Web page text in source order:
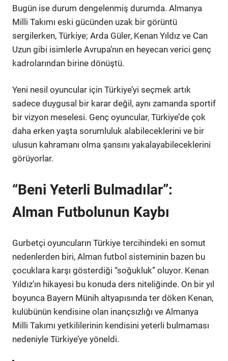
Bugün ise durum dengelenmiş durumda. Almanya
Milli Takımı eski gücünden uzak bir görüntü
sergilerken, Türkiye; Arda Güler, Kenan Yıldız ve Can
Uzun gibi isimlerle Avrupa’nın en heyecan verici genç
kadrolarından birine dönüştü.
Yeni nesil oyuncular için Türkiye’yi seçmek artık
sadece duygusal bir karar değil, aynı zamanda sportif
bir vizyon meselesi. Genç oyuncular, Türkiye’de çok
daha erken yaşta sorumluluk alabileceklerini ve bir
ulusun kahramanı olma şansını yakalayabileceklerini
görüyorlar.
“Beni Yeterli Bulmadılar”:
Alman Futbolunun Kaybı
Gurbetçi oyuncuların Türkiye tercihindeki en somut
nedenlerden biri, Alman futbol sisteminin bazen bu
çocuklara karşı gösterdiği “soğukluk” oluyor. Kenan
Yıldız’ın hikayesi bu konuda ders niteliğinde. On bir yıl
boyunca Bayern Münih altyapısında ter döken Kenan,
kulübünün kendisine olan inançsızlığı ve Almanya
Milli Takımı yetkililerinin kendisini yeterli bulmaması
nedeniyle Türkiye’ye yöneldi.